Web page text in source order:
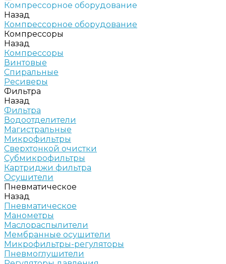
Компрессорное оборудование
Назад
Компрессорное оборудование
Компрессоры
Назад
Компрессоры
Винтовые
Спиральные
Ресиверы
Фильтра
Назад
Фильтра
Водоотделители
Магистральные
Микрофильтры
Сверхтонкой очистки
Субмикрофильтры
Картриджи фильтра
Осушители
Пневматическое
Назад
Пневматическое
Манометры
Маслораспылители
Мембранные осушители
Микрофильтры-регуляторы
Пневмоглушители